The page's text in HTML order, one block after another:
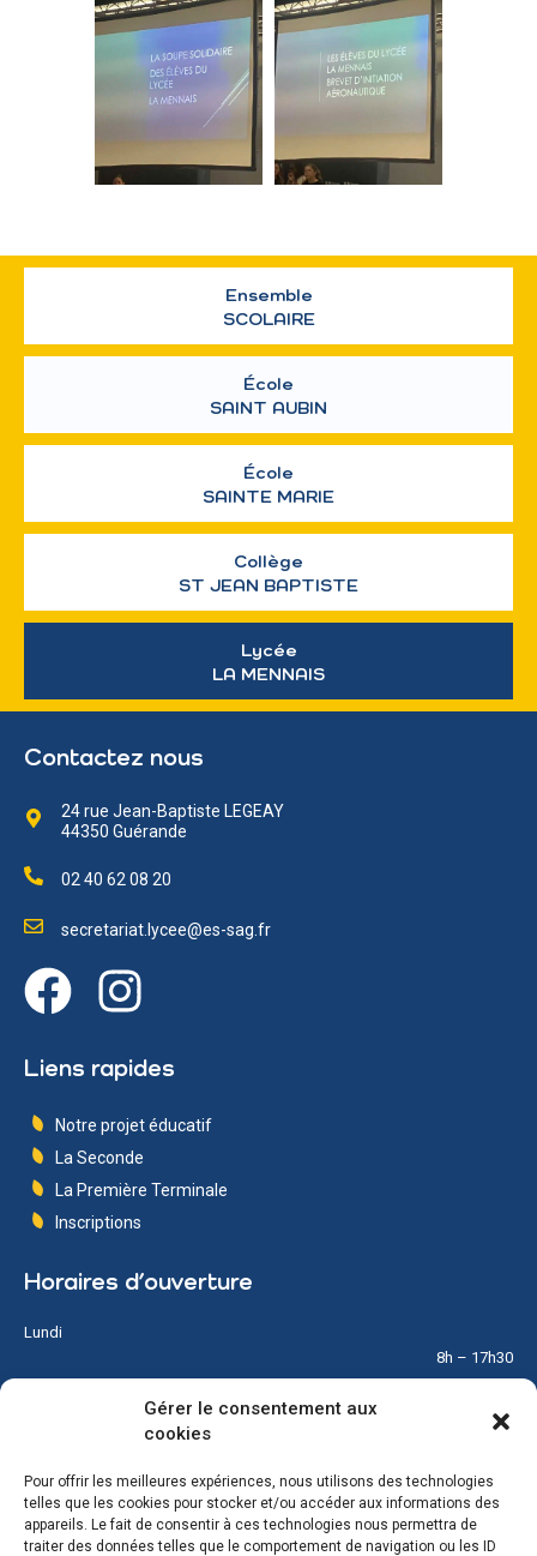
Gérer le consentement aux
cookies
Pour offrir les meilleures expériences, nous utilisons des technologies
telles que les cookies pour stocker et/ou accéder aux informations des
appareils. Le fait de consentir à ces technologies nous permettra de
traiter des données telles que le comportement de navigation ou les ID
Ensemble
SCOLAIRE
École
SAINT AUBIN
École
SAINTE MARIE
Collège
ST JEAN BAPTISTE
Lycée
LA MENNAIS
Contactez nous
24 rue Jean-Baptiste LEGEAY
44350 Guérande
02 40 62 08 20
secretariat.lycee@es-sag.fr
Liens rapides
Notre projet éducatif
La Seconde
La Première Terminale
Inscriptions
Horaires d’ouverture
Lundi
8h – 17h30
8h – 17h30
Mercredi
8h – 12h